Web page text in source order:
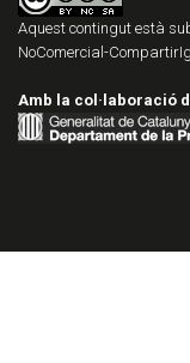
Aquest contingut està
NoComercial-
Amb la col·laboració